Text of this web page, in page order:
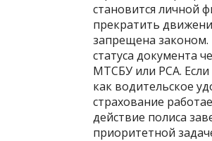
становится личной
прекратить
запрещена
статуса документа
МТСБУ или РСА. Если
как водительское
страхование
действие полиса
приоритетной